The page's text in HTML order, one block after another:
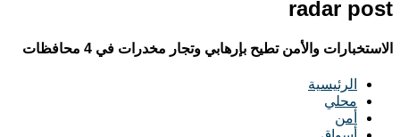
radar post
الاستخبارات والأمن تطيح بإرهابي وتجار مخدرات في 4 محافظات
الرئيسية
محلي
أمن